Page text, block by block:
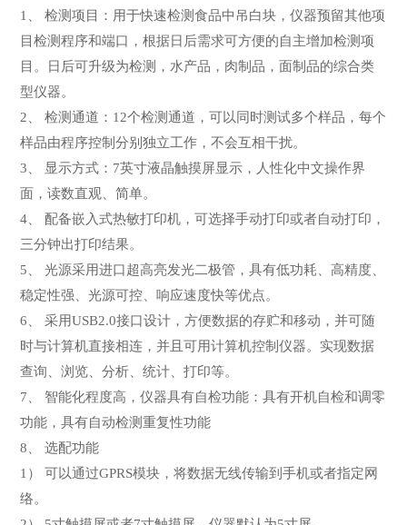
1、 检测项目：用于快速检测食品中吊白块，仪器预留其他项
目检测程序和端口，根据日后需求可方便的自主增加检测项
目。日后可升级为检测，水产品，肉制品，面制品的综合类
型仪器。
2、 检测通道：12个检测通道，可以同时测试多个样品，每个
样品由程序控制分别独立工作，不会互相干扰。
3、 显示方式：7英寸液晶触摸屏显示，人性化中文操作界
面，读数直观、简单。
4、 配备嵌入式热敏打印机，可选择手动打印或者自动打印，
三分钟出打印结果。
5、 光源采用进口超高亮发光二极管，具有低功耗、高精度、
稳定性强、光源可控、响应速度快等优点。
6、 采用USB2.0接口设计，方便数据的存贮和移动，并可随
时与计算机直接相连，并且可用计算机控制仪器。实现数据
查询、浏览、分析、统计、打印等。
7、 智能化程度高，仪器具有自检功能：具有开机自检和调零
功能，具有自动检测重复性功能
8、 选配功能
1） 可以通过GPRS模块，将数据无线传输到手机或者指定网
络。